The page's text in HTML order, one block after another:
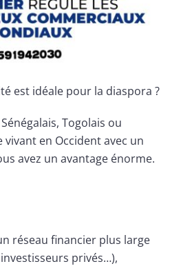
est idéale pour la diaspora ?
Togolais ou
en Occident avec un
avez un avantage énorme.
réseau financier plus large
privés…),